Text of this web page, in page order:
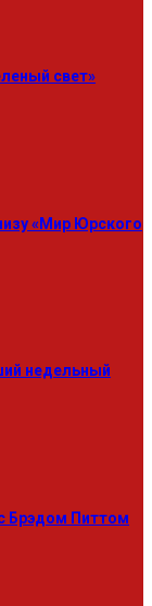
свет»
«Мир Юрского
недельный
Брэдом Питтом